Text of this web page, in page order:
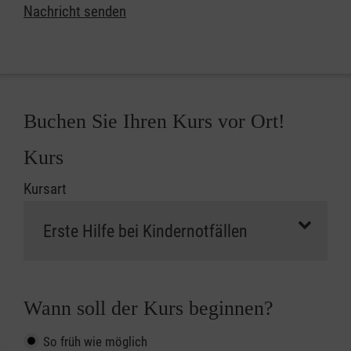
Nachricht senden
Buchen Sie Ihren Kurs vor Ort!
Kurs
Kursart
Wann soll der Kurs beginnen?
So früh wie möglich